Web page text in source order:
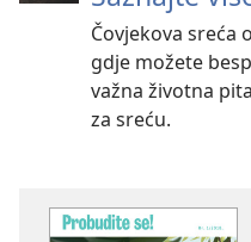
Čovjekova sreća
gdje možete
važna životna
za sreću.